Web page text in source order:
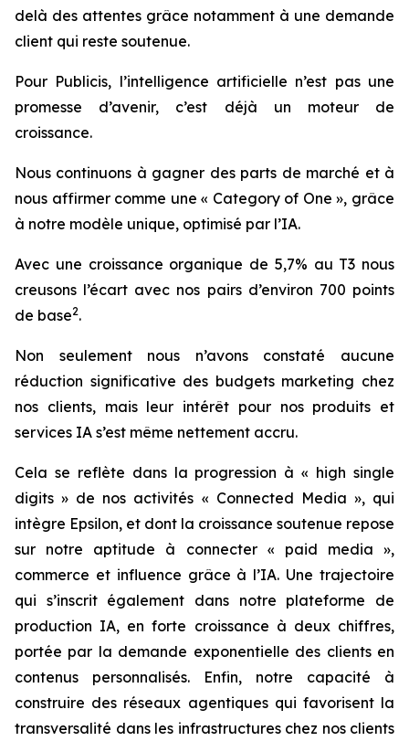
delà des attentes grâce notamment à une demande
client qui reste soutenue.
Pour Publicis, l’intelligence artificielle n’est pas une
promesse d’avenir, c’est déjà un moteur de
croissance.
Nous continuons à gagner des parts de marché et à
nous affirmer comme une « Category of One », grâce
à notre modèle unique, optimisé par l’IA.
Avec une croissance organique de 5,7% au T3 nous
creusons l’écart avec nos pairs d’environ 700 points
de base2.
Non seulement nous n’avons constaté aucune
réduction significative des budgets marketing chez
nos clients, mais leur intérêt pour nos produits et
services IA s’est même nettement accru.
Cela se reflète dans la progression à « high single
digits » de nos activités « Connected Media », qui
intègre Epsilon, et dont la croissance soutenue repose
sur notre aptitude à connecter « paid media »,
commerce et influence grâce à l’IA. Une trajectoire
qui s’inscrit également dans notre plateforme de
production IA, en forte croissance à deux chiffres,
portée par la demande exponentielle des clients en
contenus personnalisés. Enfin, notre capacité à
construire des réseaux agentiques qui favorisent la
transversalité dans les infrastructures chez nos clients